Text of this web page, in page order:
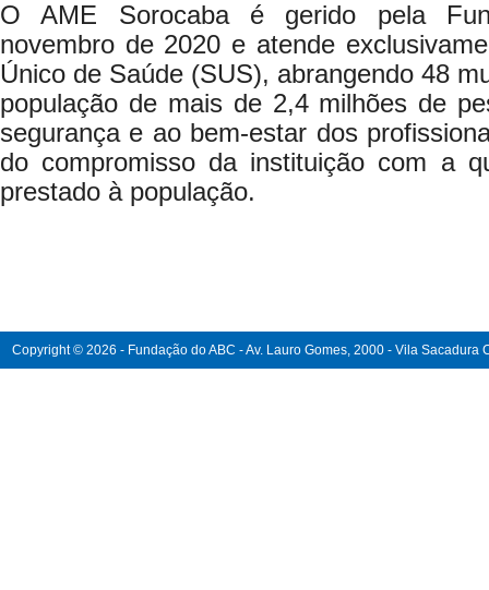
O AME Sorocaba é gerido pela
novembro de 2020 e atende
Único de Saúde (SUS), abrangendo 48
população de mais de 2,4 milhões de
segurança e ao bem-estar dos
do compromisso da instituição com a
prestado à população.
Copyright © 2026 - Fundação do ABC - Av. Lauro Gomes, 2000 - Vila